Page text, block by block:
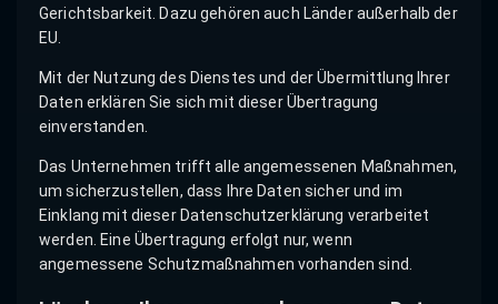
Gerichtsbarkeit. Dazu gehören auch Länder außerhalb der
EU.
Mit der Nutzung des Dienstes und der Übermittlung Ihrer
Daten erklären Sie sich mit dieser Übertragung
einverstanden.
Das Unternehmen trifft alle angemessenen Maßnahmen,
um sicherzustellen, dass Ihre Daten sicher und im
Einklang mit dieser Datenschutzerklärung verarbeitet
werden. Eine Übertragung erfolgt nur, wenn
angemessene Schutzmaßnahmen vorhanden sind.